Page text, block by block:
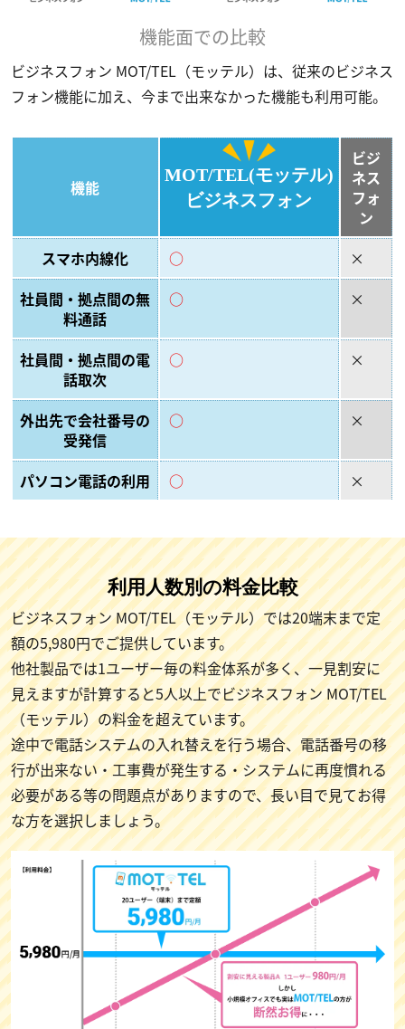
機能面での比較
ビジネスフォン MOT/TEL（モッテル）は、従来のビジネス
フォン機能に加え、今まで出来なかった機能も利用可能。
機能
MOT/TEL(モッテル)
ビジネスフォン
ビジ
ネス
フォ
ン
スマホ内線化
○
×
社員間・拠点間の無
料通話
○ ×
社員間・拠点間の電
話取次
○ ×
外出先で会社番号の
受発信
○ ×
パソコン電話の利用 ○ ×
利用人数別の料金比較
ビジネスフォン MOT/TEL（モッテル）では20端末まで定
額の5,980円でご提供しています。
他社製品では1ユーザー毎の料金体系が多く、一見割安に
見えますが計算すると5人以上でビジネスフォン MOT/TEL
（モッテル）の料金を超えています。
途中で電話システムの入れ替えを行う場合、電話番号の移
行が出来ない・工事費が発生する・システムに再度慣れる
必要がある等の問題点がありますので、長い目で見てお得
な方を選択しましょう。